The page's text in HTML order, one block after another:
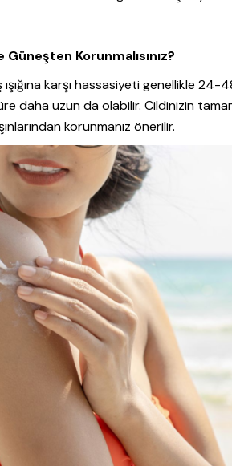
Korunmalısınız?
karşı hassasiyeti genellikle
daha uzun da olabilir. Cildinizin
korunmanız önerilir.